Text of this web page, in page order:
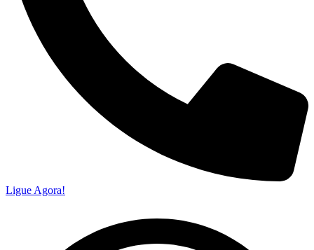
Ligue Agora!